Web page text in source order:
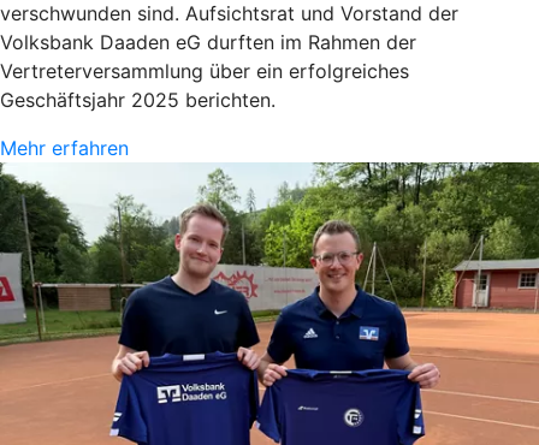
verschwunden sind. Aufsichtsrat und Vorstand der
Volksbank Daaden eG durften im Rahmen der
Vertreterversammlung über ein erfolgreiches
Geschäftsjahr 2025 berichten.
Mehr erfahren